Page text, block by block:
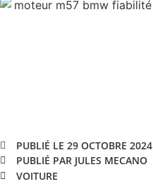
PUBLIÉ LE 29 OCTOBRE 2024
PUBLIÉ PAR JULES MECANO
VOITURE